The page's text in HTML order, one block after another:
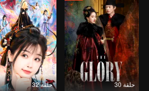
حلقة 30 حلقة 32